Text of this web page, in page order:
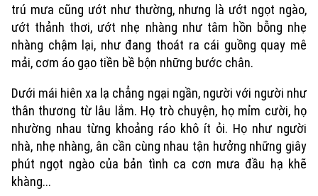
Hà Nội
Chính trị
Xã hội
An ninh trật tự
Công nghệ
Hà Nội
Nhịp sống Hà Nội
Người Hà Nội
Khoảnh khắc Hà Nội
Ẩm thực
Thế giới
Tin tức
Quân sự
Hồ sơ
Kinh tế
Tin tức
Cafe sáng
Nhà đất
Tin tức
Tàu và Xe
trú mưa cũng ướt như thường, nhưng là ướt ngọt ngào,
ướt thảnh thơi, ướt nhẹ nhàng như tâm hồn bỗng nhẹ
nhàng chậm lại, như đang thoát ra cái guồng quay mê
mải, cơm áo gạo tiền bề bộn những bước chân.
Dưới mái hiên xa lạ chẳng ngại ngần, người với người như
thân thương từ lâu lắm. Họ trò chuyện, họ mỉm cười, họ
nhường nhau từng khoảng ráo khô ít ỏi. Họ như người
nhà, nhẹ nhàng, ân cần cùng nhau tận hưởng những giây
phút ngọt ngào của bản tình ca cơn mưa đầu hạ khẽ
khàng...